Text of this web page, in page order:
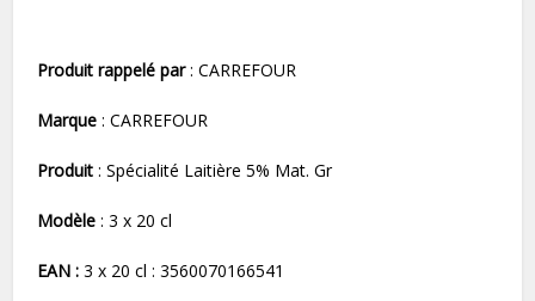
Produit rappelé par: CARREFOUR
Marque : CARREFOUR
Produit : Spécialité Laitière 5% Mat. Gr
Modèle : 3 x 20 cl
EAN : 3 x 20 cl : 3560070166541